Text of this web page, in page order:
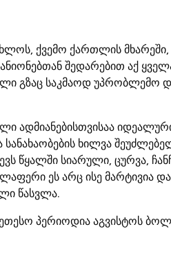
ქვემო ქართლის
შედარებით აქ
გზაც საკმაოდ უპრობლემო
ადმიანებისთვისაა
სანახაობების ხილვა
წყალში სიარული, ცურვა,
ეს არც ისე მარტივია
წასვლა.
პერიოდია აგვისტოს